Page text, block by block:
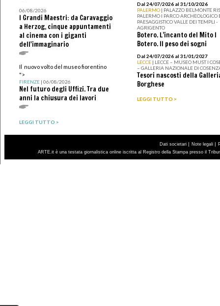
06/08/2026
I Grandi Maestri: da Caravaggio
a Herzog, cinque appuntamenti
al cinema con i giganti
dell'immaginario
Il nuovo volto del museo fiorentino
">
FIRENZE| 06/08/2026
Nel futuro degli Uffizi. Tra due
anni la chiusura dei lavori
LEGGI TUTTO >
Dal 24/07/2026 al 31/10/2026
PALERMO | PALAZZO BELMONTE
PALERMO I PARCO ARCHEOLOGICO
PAESAGGISTICO VALLE DEI TEMPLI -
AGRIGENTO
Botero. L’incanto del Mito I
Botero. Il peso dei sogni
Dal 24/07/2026 al 31/01/2027
LECCE | LECCE – MUSEO MUST I
– GALLERIA NAZIONALE DI
Tesori nascosti della
Borghese
LEGGI TUTTO >
Dati societari | Note legali |
ARTE.it è una testata giornalistica online iscritta al Registro della Stampa presso il